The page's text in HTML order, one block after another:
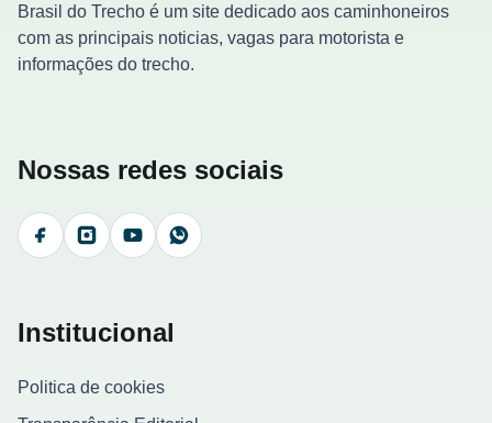
Brasil do Trecho é um site dedicado aos caminhoneiros
com as principais noticias, vagas para motorista e
informações do trecho.
Nossas redes sociais
FacebookInstagramYouTubeWhatsApp
Institucional
Politica de cookies